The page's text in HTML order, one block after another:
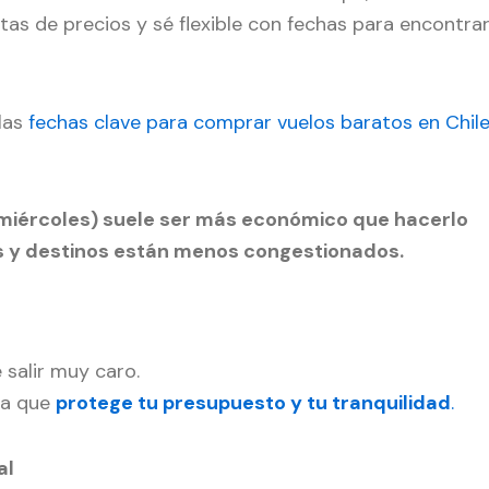
de precios y sé flexible con fechas para encontrar
fechas clave para comprar vuelos baratos en Chile
suele ser más económico que hacerlo
destinos están menos congestionados.
muy caro.
que protege tu presupuesto y tu tranquilidad.